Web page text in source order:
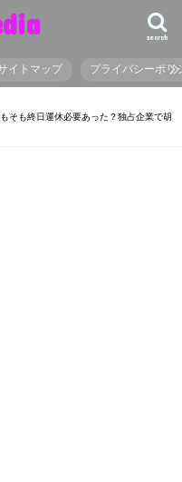
search
イトマップ プライバシーポリ
そも終日運休必要あった？独占企業で胡